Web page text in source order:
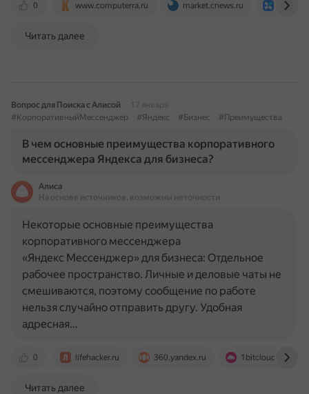
0 www.computerra.ru market.cnews.ru
Читать далее
Вопрос для Поиска с Алисой
17 января
#КорпоративныйМессенджер
#Яндекс #Бизнес #Преимущества
В чем основные преимущества корпоративного
мессенджера Яндекса для бизнеса?
Алиса
На основе источников, возможны неточности
0 lifehacker.ru 360.yandex.ru 1bitcloud.ru
Некоторые основные преимущества
корпоративного мессенджера
«Яндекс Мессенджер» для бизнеса: Отдельное
рабочее пространство. Личные и деловые чаты не
смешиваются, поэтому сообщение по работе
нельзя случайно отправить другу. Удобная
адресная…
Читать далее